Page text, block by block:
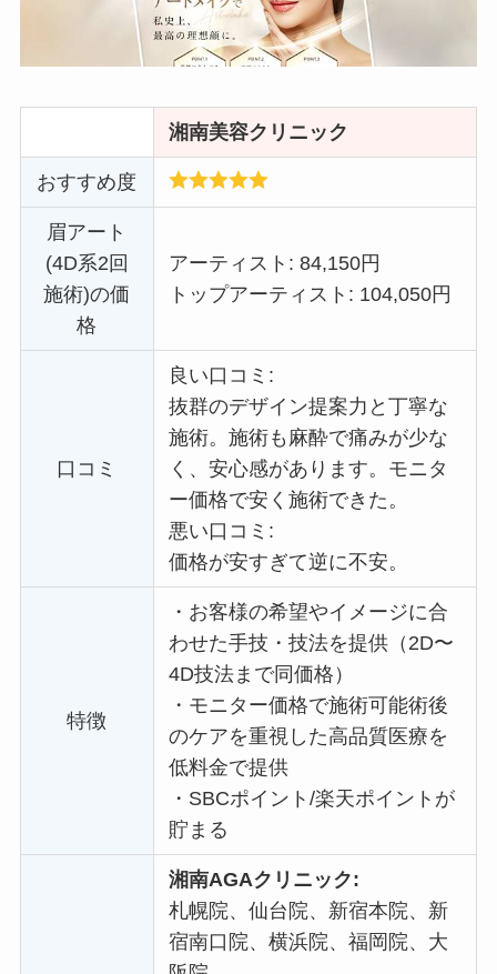
湘南美容クリニック
おすすめ度
眉アート
(4D系2回
施術)の価
格
アーティスト: 84,150円
トップアーティスト: 104,050円
口コミ
良い口コミ:
抜群のデザイン提案力と丁寧な
施術。施術も麻酔で痛みが少な
く、安心感があります。 モニタ
ー価格で安く施術できた。
悪い口コミ:
価格が安すぎて逆に不安。
特徴
・ お客様の希望やイメージに合
わせた手技・技法を提供（2D〜
4D技法まで同価格）
・ モニター価格で施術可能術後
のケアを重視した高品質医療を
低料金で提供
・ SBCポイント/楽天ポイントが
貯まる
湘南AGAクリニック:
札幌院、仙台院、新宿本院、新
宿南口院、横浜院、福岡院、大